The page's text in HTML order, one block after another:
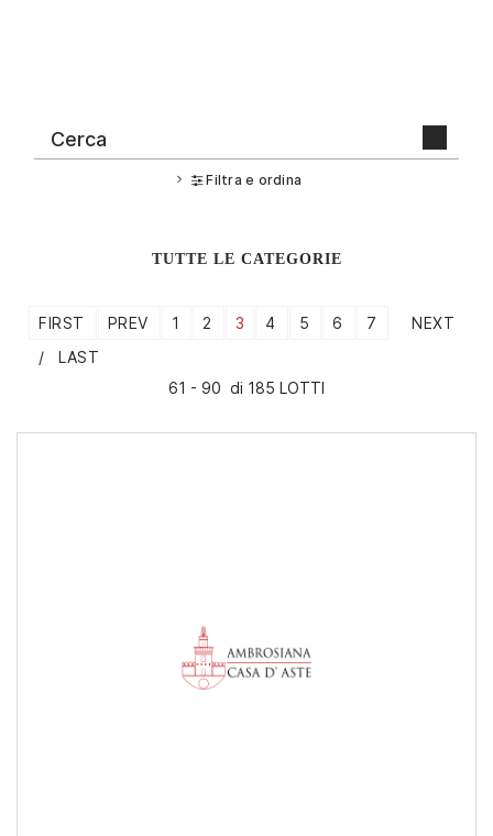
Filtra e ordina
TUTTE LE CATEGORIE
61 - 90 di 185 LOTTI
FIRST PREV 1 2 3 4 5 6 7
NEXT
LAST